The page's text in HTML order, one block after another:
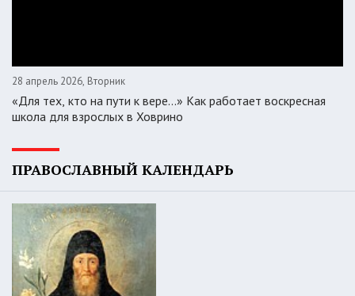
28 апрель 2026, Вторник
«Для тех, кто на пути к вере...» Как работает воскресная
школа для взрослых в Ховрино
ПРАВОСЛАВНЫЙ КАЛЕНДАРЬ